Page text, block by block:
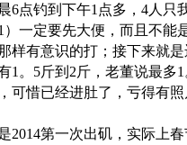
6点钓到下午1点多，4人只
一定要先大便，而且不能
样有意识的打；接下来就
。5斤到2斤，老董说最多1
可惜已经进肚了，亏得有
2014第一次出矶，实际上